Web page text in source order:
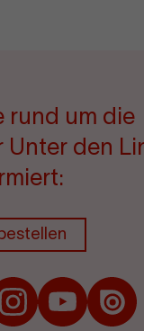
rund um die
Unter den
YoutubeIssuu